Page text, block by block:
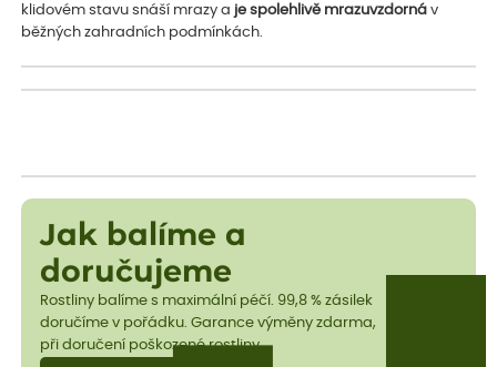
klidovém stavu snáší mrazy a je spolehlivě mrazuvzdorná v
běžných zahradních podmínkách.
Jak balíme a
doručujeme
Rostliny balíme s maximální péčí. 99,8 % zásilek
doručíme v pořádku. Garance výměny zdarma,
při doručení poškozené rostliny.